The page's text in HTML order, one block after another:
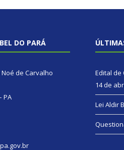
DO PARÁ
de Carvalho
PA
Edital de
14 de
Lei Aldir